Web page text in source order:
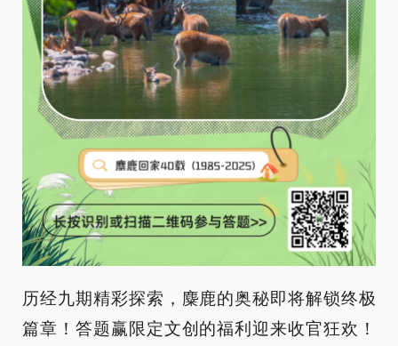
历经九期精彩探索，麋鹿的奥秘即将解锁终极
篇章！答题赢限定文创的福利迎来收官狂欢！